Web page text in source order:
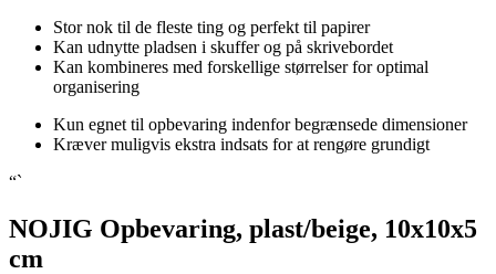
Stor nok til de fleste ting og perfekt til papirer
Kan udnytte pladsen i skuffer og på skrivebordet
Kan kombineres med forskellige størrelser for optimal
organisering
Kun egnet til opbevaring indenfor begrænsede dimensioner
Kræver muligvis ekstra indsats for at rengøre grundigt
“`
NOJIG Opbevaring, plast/beige, 10x10x5
cm